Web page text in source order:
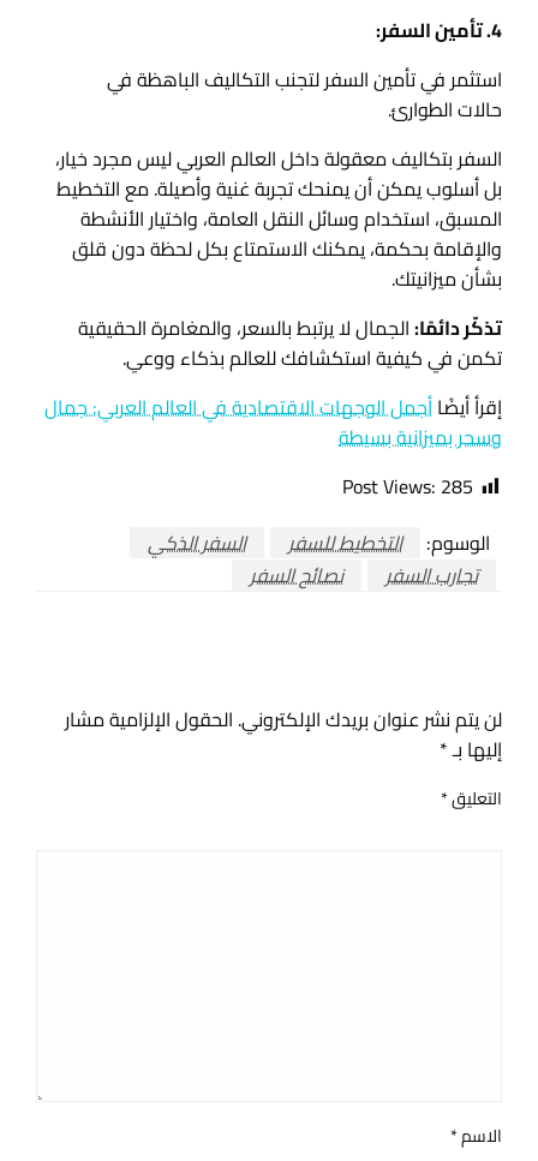
4. تأمين السفر:
استثمر في تأمين السفر لتجنب التكاليف الباهظة في
حالات الطوارئ.
السفر بتكاليف معقولة داخل العالم العربي ليس مجرد خيار،
بل أسلوب يمكن أن يمنحك تجربة غنية وأصيلة. مع التخطيط
المسبق، استخدام وسائل النقل العامة، واختيار الأنشطة
والإقامة بحكمة، يمكنك الاستمتاع بكل لحظة دون قلق
بشأن ميزانيتك.
تذكّر دائمًا:الجمال لا يرتبط بالسعر، والمغامرة الحقيقية
تكمن في كيفية استكشافك للعالم بذكاء ووعي.
إقرأ أيضًاأجمل الوجهات الاقتصادية في العالم العربي: جمال
وسحر بميزانية بسيطة
Post Views: 285
الوسوم:
التخطيط للسفر
السفر الذكي
تجارب السفر
نصائح السفر
لن يتم نشر عنوان بريدك الإلكتروني. الحقول الإلزامية مشار
إليها بـ*
التعليق*
الاسم*